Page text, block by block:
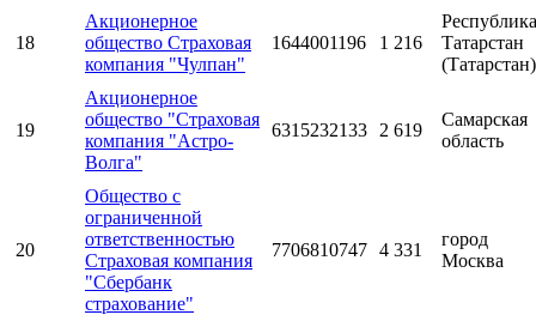
18
Акционерное
общество Страховая
компания "Чулпан"
1644001196 1 216
Республика
Татарстан
(Татарстан)
19
Акционерное
общество "Страховая
компания "Астро-
Волга"
6315232133 2 619
Самарская
область
20
Общество с
ограниченной
ответственностью
Страховая компания
"Сбербанк
страхование"
7706810747 4 331
город
Москва